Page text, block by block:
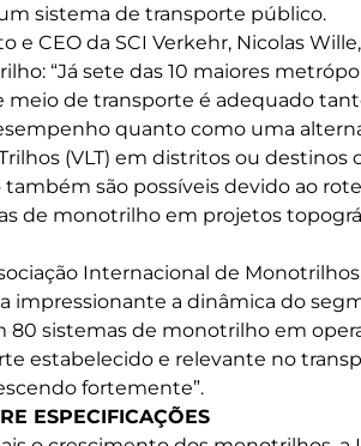
sistema de transporte público.
e CEO da SCI Verkehr, Nicolas
“Já sete das 10 maiores
meio de transporte é adequado
quanto como uma
(VLT) em distritos ou
também são possíveis devido ao
de monotrilho em projetos
Internacional de
impressionante a dinâmica do
80 sistemas de monotrilho em
estabelecido e relevante no
fortemente”.
ESPECIFICAÇÕES